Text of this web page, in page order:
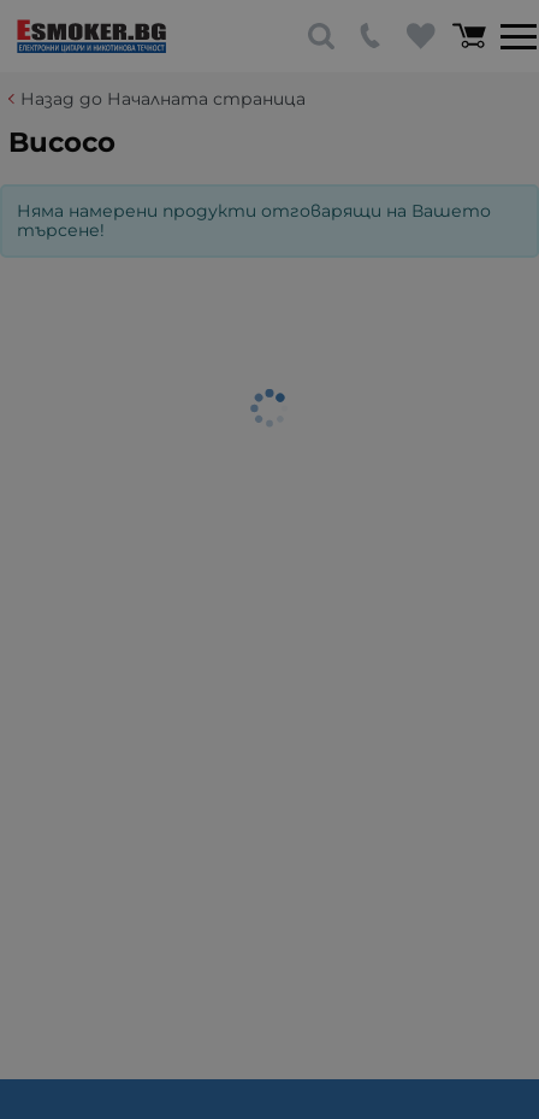
Назад до Началната страница
Bucoco
Няма намерени продукти отговарящи на Вашето
търсене!